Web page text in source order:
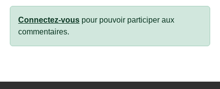
Connectez-vous pour pouvoir participer aux
commentaires.